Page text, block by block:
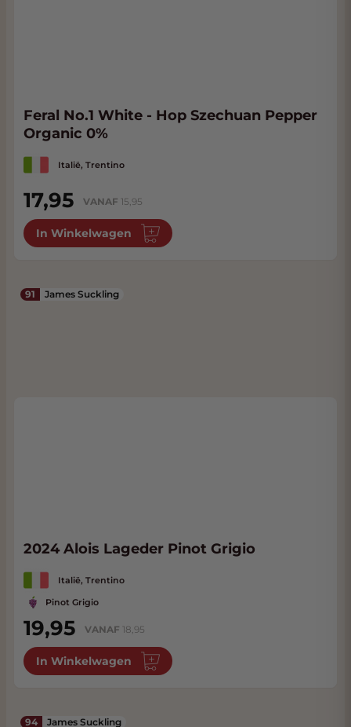
Feral No.1 White - Hop Szechuan Pepper
Organic 0%
Italië, Trentino
17,95 VANAF 15,95
In Winkelwagen
91 James Suckling
2024 Alois Lageder Pinot Grigio
Italië, Trentino
Pinot Grigio
19,95 VANAF 18,95
In Winkelwagen
94 James Suckling